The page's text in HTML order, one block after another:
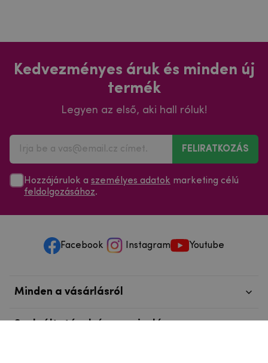
Kedvezményes áruk és minden új
termék
Legyen az első, aki hall róluk!
FELIRATKOZÁS
Hozzájárulok a személyes adatok marketing célú
feldolgozásához.
Facebook Instagram Youtube
Minden a vásárlásról